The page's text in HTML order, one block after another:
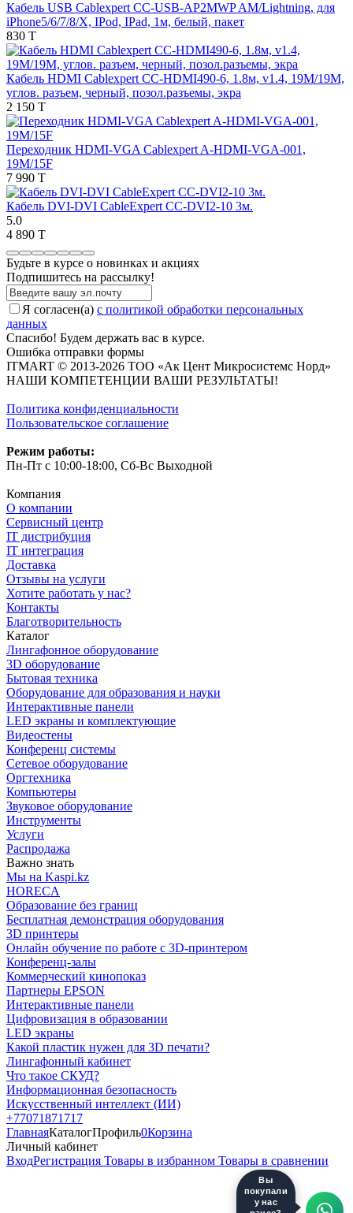
Кабель USB Cablexpert CC-USB-AP2MWP AM/Lightning, для
iPhone5/6/7/8/X, IPod, IPad, 1м, белый, пакет
830 T
Кабель HDMI Cablexpert CC-HDMI490-6, 1.8м, v1.4, 19M/19M,
углов. разъем, черный, позол.разъемы, экра
2 150 T
Переходник HDMI-VGA Cablexpert A-HDMI-VGA-001,
19M/15F
7 990 T
Кабель DVI-DVI CableExpert CC-DVI2-10 3м.
5.0
4 890 T
Будьте в курсе о новинках и акциях
Подпишитесь на рассылкy!
Я согласен(a) с политикой обработки персональных
данных
Спасибо! Будем держать вас в курсе.
Ошибка отправки формы
ITMART © 2013-2026 ТОО «Ак Цент Микросистемс Норд»
НАШИ КОМПЕТЕНЦИИ ВАШИ РЕЗУЛЬТАТЫ!
Политика конфиденциальности
Пользовательское соглашение
Режим работы:
Пн-Пт с 10:00-18:00, Сб-Вс Выходной
Компания
О компании
Сервисный центр
IT дистрибуция
IT интеграция
Доставка
Отзывы на услуги
Хотите работать у нас?
Контакты
Благотворительность
Каталог
Лингафонное оборудование
3D оборудование
Бытовая техника
Оборудование для образования и науки
Интерактивные панели
LED экраны и комплектующие
Видеостены
Конференц системы
Сетевое оборудование
Оргтехника
Компьютеры
Звуковое оборудование
Инструменты
Услуги
Распродажа
Важно знать
Мы на Kaspi.kz
HORECA
Образование без границ
Бесплатная демонстрация оборудования
3D принтеры
Онлайн обучение по работе с 3D-принтером
Конференц-залы
Коммерческий кинопоказ
Партнеры EPSON
Интерактивные панели
Цифровизация в образовании
LED экраны
Какой пластик нужен для 3D печати?
Лингафонный кабинет
Что такое СКУД?
Информационная безопасность
Искусственный интеллект (ИИ)
+77071871717
Вы
покупали
у нас
ГлавнаяКаталогПрофиль0Корзина
Личный кабинет
ВходРегистрация Товары в избранном Товары в сравнении